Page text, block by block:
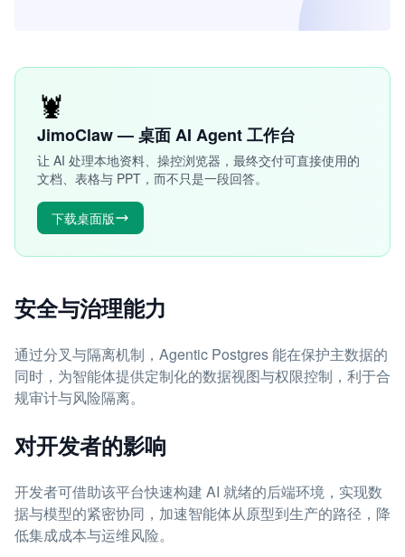
🦞
JimoClaw — 桌面 AI Agent 工作台
让 AI 处理本地资料、操控浏览器，最终交付可直接使用的
文档、表格与 PPT，而不只是一段回答。
下载桌面版
安全与治理能力
通过分叉与隔离机制，Agentic Postgres 能在保护主数据的
同时，为智能体提供定制化的数据视图与权限控制，利于合
规审计与风险隔离。
对开发者的影响
开发者可借助该平台快速构建 AI 就绪的后端环境，实现数
据与模型的紧密协同，加速智能体从原型到生产的路径，降
低集成成本与运维风险。